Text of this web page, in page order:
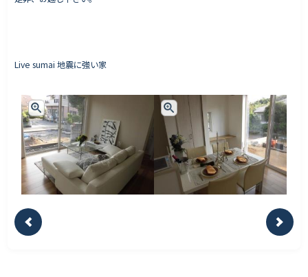
代表挨拶
会社概要
Staff ブログ&News
Live sumai 地震に強い家